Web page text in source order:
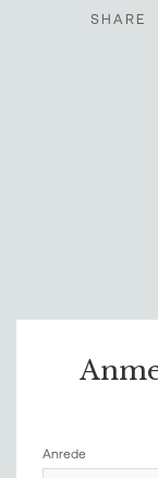
SHARE
Anrede